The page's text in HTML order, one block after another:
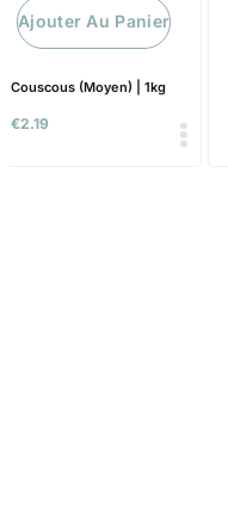
€2.19
Couscous (Moyen) | 1kg
Ajouter Au Panier